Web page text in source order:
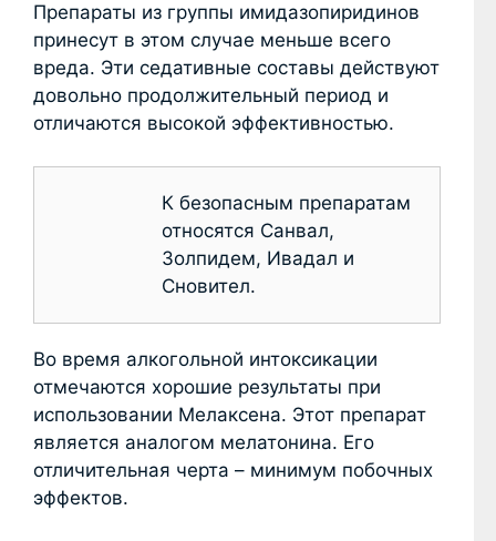
Препараты из группы имидазопиридинов
принесут в этом случае меньше всего
вреда. Эти седативные составы действуют
довольно продолжительный период и
отличаются высокой эффективностью.
К безопасным препаратам
относятся Санвал,
Золпидем, Ивадал и
Сновител.
Во время алкогольной интоксикации
отмечаются хорошие результаты при
использовании Мелаксена. Этот препарат
является аналогом мелатонина. Его
отличительная черта – минимум побочных
эффектов.